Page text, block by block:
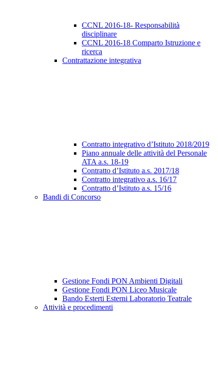
CCNL 2016-18- Responsabilità
disciplinare
CCNL 2016-18 Comparto Istruzione e
ricerca
Contrattazione integrativa
Contratto integrativo d’Istituto 2018/2019
Piano annuale delle attività del Personale
ATA a.s. 18-19
Contratto d’Istituto a.s. 2017/18
Contratto integrativo a.s. 16/17
Contratto d’Istituto a.s. 15/16
Bandi di Concorso
Gestione Fondi PON Ambienti Digitali
Gestione Fondi PON Liceo Musicale
Bando Esterti Esterni Laboratorio Teatrale
Attività e procedimenti